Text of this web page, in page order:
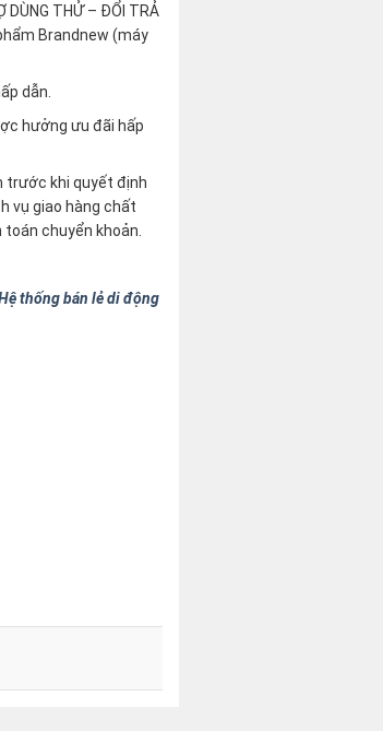
THỬ – ĐỔI TRẢ
Brandnew (máy
dẫn.
hưởng ưu đãi hấp
trước khi quyết định
vụ giao hàng chất
chuyển khoản.
thống bán lẻ di động